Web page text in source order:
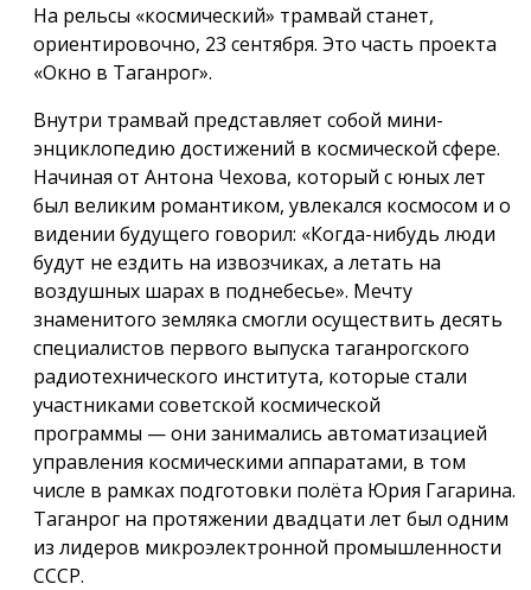
На рельсы «космический» трамвай станет,
ориентировочно, 23 сентября. Это часть проекта
«Окно в Таганрог».
Внутри трамвай представляет собой мини-
энциклопедию достижений в космической сфере.
Начиная от Антона Чехова, который с юных лет
был великим романтиком, увлекался космосом и о
видении будущего говорил: «Когда-нибудь люди
будут не ездить на извозчиках, а летать на
воздушных шарах в поднебесье». Мечту
знаменитого земляка смогли осуществить десять
специалистов первого выпуска таганрогского
радиотехнического института, которые стали
участниками советской космической
программы — они занимались автоматизацией
управления космическими аппаратами, в том
числе в рамках подготовки полёта Юрия Гагарина.
Таганрог на протяжении двадцати лет был одним
из лидеров микроэлектронной промышленности
СССР.